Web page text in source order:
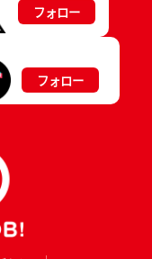
フォロー
フォロー